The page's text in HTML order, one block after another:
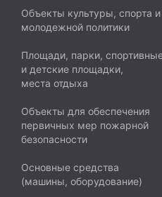
Объекты культуры, спорта и
молодежной политики
Площади, парки,
и детские площадки,
места отдыха
Объекты для обеспечения
первичных мер пожарной
безопасности
Основные средства
(машины, оборудование)